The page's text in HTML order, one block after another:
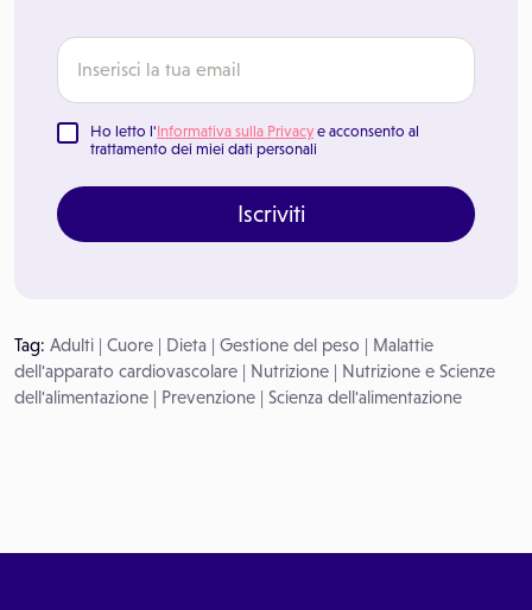
Ho letto l'Informativa sulla Privacy e acconsento al
trattamento dei miei dati personali
Iscriviti
Tag: Adulti | Cuore | Dieta | Gestione del peso | Malattie
dell'apparato cardiovascolare | Nutrizione | Nutrizione e Scienze
dell'alimentazione | Prevenzione | Scienza dell'alimentazione